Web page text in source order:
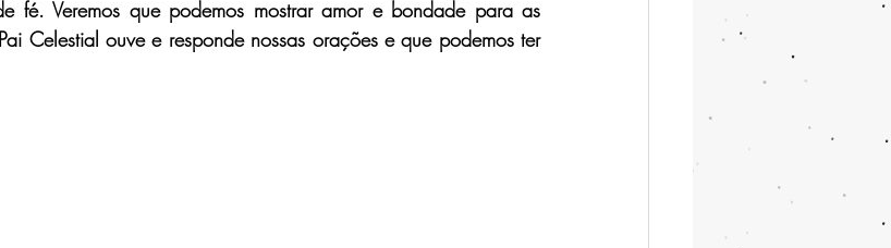
fé. Veremos que podemos mostrar amor e bondade para as
Celestial ouve e responde nossas orações e que podemos ter